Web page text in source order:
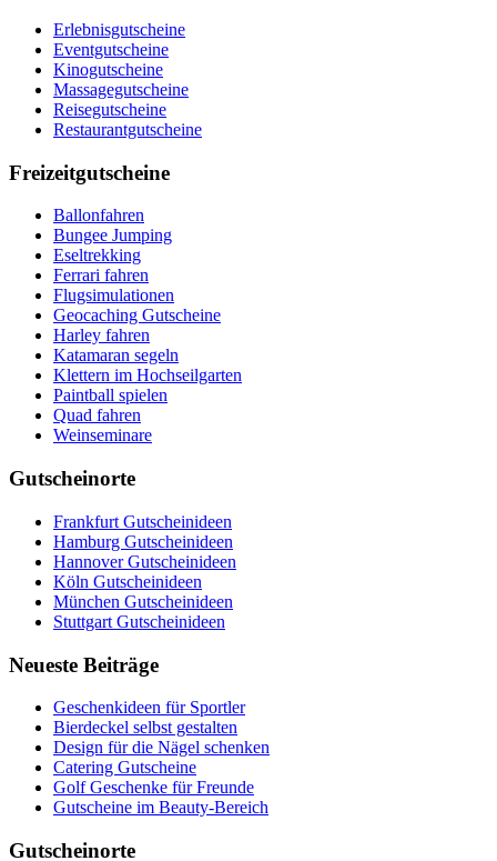
Erlebnisgutscheine
Eventgutscheine
Kinogutscheine
Massagegutscheine
Reisegutscheine
Restaurantgutscheine
Freizeitgutscheine
Ballonfahren
Bungee Jumping
Eseltrekking
Ferrari fahren
Flugsimulationen
Geocaching Gutscheine
Harley fahren
Katamaran segeln
Klettern im Hochseilgarten
Paintball spielen
Quad fahren
Weinseminare
Gutscheinorte
Frankfurt Gutscheinideen
Hamburg Gutscheinideen
Hannover Gutscheinideen
Köln Gutscheinideen
München Gutscheinideen
Stuttgart Gutscheinideen
Neueste Beiträge
Geschenkideen für Sportler
Bierdeckel selbst gestalten
Design für die Nägel schenken
Catering Gutscheine
Golf Geschenke für Freunde
Gutscheine im Beauty-Bereich
Gutscheinorte